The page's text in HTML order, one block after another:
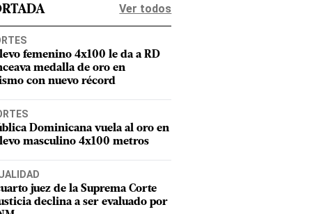
Ver todos
femenino 4x100 le da a RD
medalla de oro en
con nuevo récord
Dominicana vuela al oro en
masculino 4x100 metros
juez de la Suprema Corte
declina a ser evaluado por